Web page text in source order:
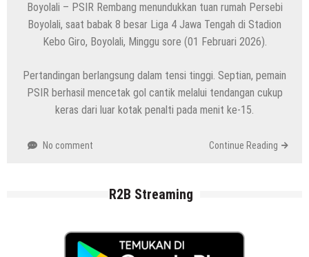
Boyolali – PSIR Rembang menundukkan tuan rumah Persebi
Boyolali, saat babak 8 besar Liga 4 Jawa Tengah di Stadion
Kebo Giro, Boyolali, Minggu sore (01 Februari 2026).
Pertandingan berlangsung dalam tensi tinggi. Septian, pemain
PSIR berhasil mencetak gol cantik melalui tendangan cukup
keras dari luar kotak penalti pada menit ke-15.
No comment Continue Reading
R2B Streaming